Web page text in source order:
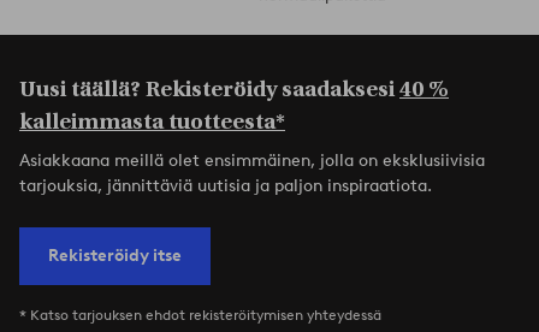
Uusi täällä? Rekisteröidy saadaksesi40 %
kalleimmasta tuotteesta*
Asiakkaana meillä olet ensimmäinen, jolla on eksklusiivisia
tarjouksia, jännittäviä uutisia ja paljon inspiraatiota.
Rekisteröidy itse
* Katso tarjouksen ehdot rekisteröitymisen yhteydessä